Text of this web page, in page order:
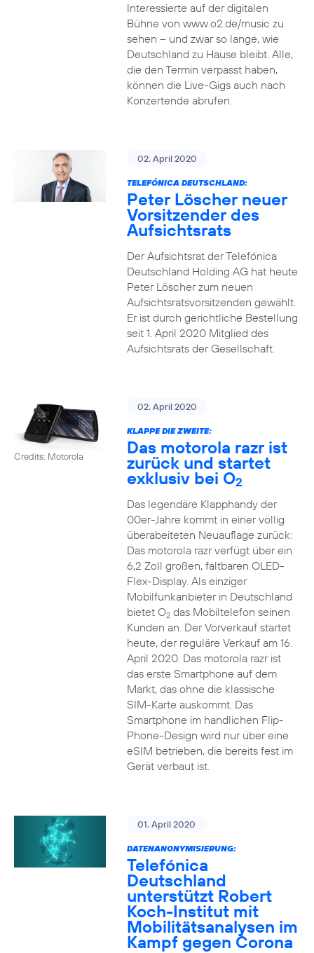
Interessierte auf der digitalen
Bühne von www.o2.de/music zu
sehen – und zwar so lange, wie
Deutschland zu Hause bleibt. Alle,
die den Termin verpasst haben,
können die Live-Gigs auch nach
Konzertende abrufen.
02. April 2020
TELEFÓNICA DEUTSCHLAND:
Peter Löscher neuer
Vorsitzender des
Aufsichtsrats
Der Aufsichtsrat der Telefónica
Deutschland Holding AG hat heute
Peter Löscher zum neuen
Aufsichtsratsvorsitzenden gewählt.
Er ist durch gerichtliche Bestellung
seit 1. April 2020 Mitglied des
Aufsichtsrats der Gesellschaft.
Credits: Motorola
02. April 2020
KLAPPE DIE ZWEITE:
Das motorola razr ist
zurück und startet
exklusiv bei O2
Das legendäre Klapphandy der
00er-Jahre kommt in einer völlig
überabeiteten Neuauflage zurück:
Das motorola razr verfügt über ein
6,2 Zoll großen, faltbaren OLED-
Flex-Display. Als einziger
Mobilfunkanbieter in Deutschland
bietet O2das Mobiltelefon seinen
Kunden an. Der Vorverkauf startet
heute, der reguläre Verkauf am 16.
April 2020. Das motorola razr ist
das erste Smartphone auf dem
Markt, das ohne die klassische
SIM-Karte auskommt. Das
Smartphone im handlichen Flip-
Phone-Design wird nur über eine
eSIM betrieben, die bereits fest im
Gerät verbaut ist.
01. April 2020
DATENANONYMISIERUNG:
Telefónica
Deutschland
unterstützt Robert
Koch-Institut mit
Mobilitätsanalysen im
Kampf gegen Corona